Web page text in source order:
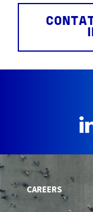
CAREERS